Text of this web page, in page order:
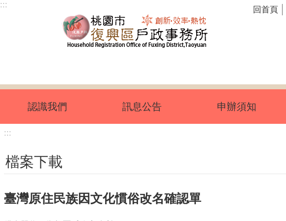
跳到主要內容區塊
:::
回首頁
認識我們 訊息公告 申辦須知
:::
檔案下載
臺灣原住民族因文化慣俗改名確認單